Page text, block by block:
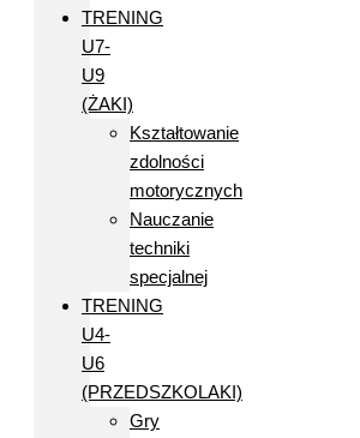
TRENING
U7-
U9
(ŻAKI)
Kształtowanie
zdolności
motorycznych
Nauczanie
techniki
specjalnej
TRENING
U4-
U6
(PRZEDSZKOLAKI)
Gry